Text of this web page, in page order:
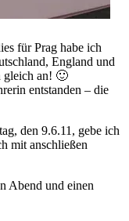
für Prag habe ich
England und
gleich an! 🙂
entstanden – die
den 9.6.11, gebe ich
mit anschließen
Abend und einen